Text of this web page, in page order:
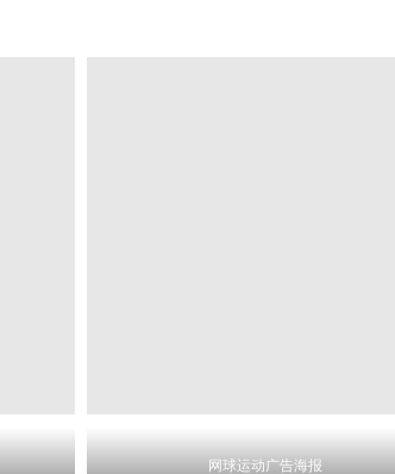
网球运动广告海报